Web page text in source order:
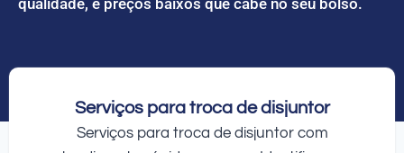
Serviços para troca de disjuntor
Serviços para troca de disjuntor com